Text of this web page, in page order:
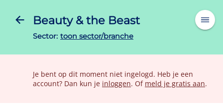
Beauty & the Beast
Sector: toon sector/branche
Je bent op dit moment niet ingelogd. Heb je een
account? Dan kun je inloggen. Of meld je gratis aan.